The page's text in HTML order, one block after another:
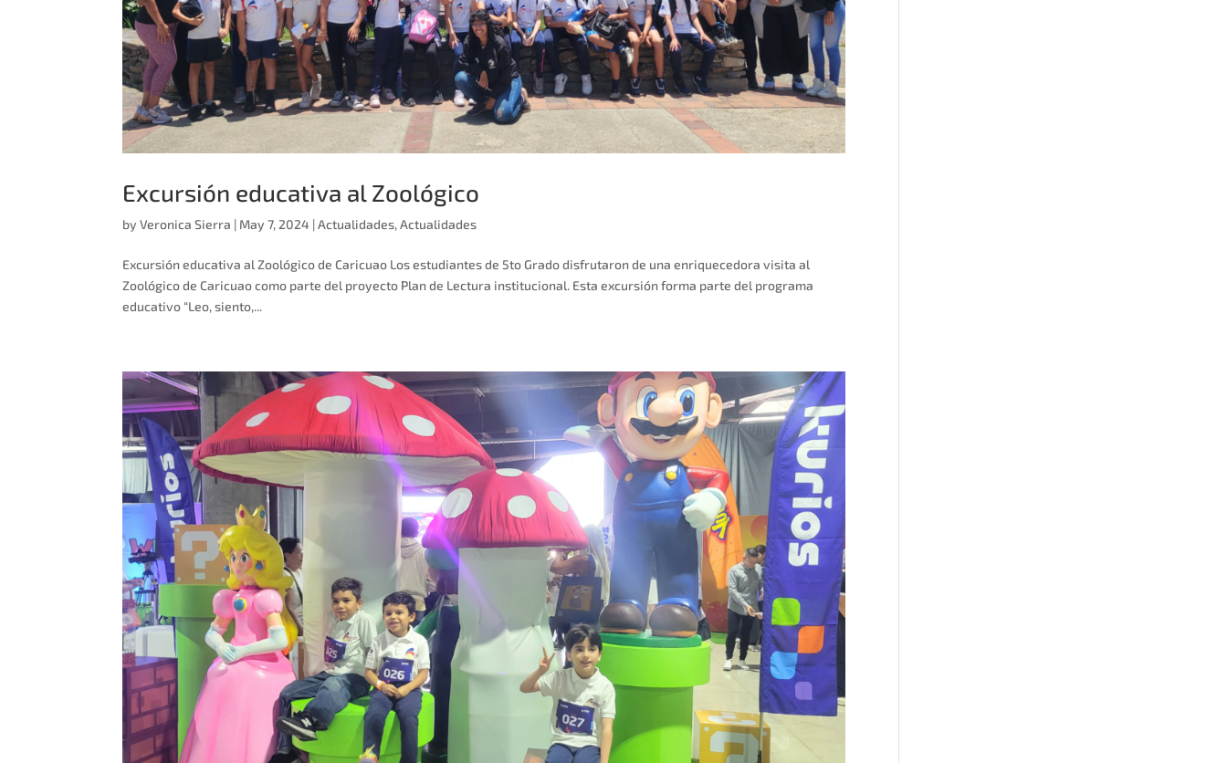
Excursión educativa al Zoológico
byVeronica Sierra | May 7, 2024 |Actualidades,Actualidades
Excursión educativa al Zoológico de Caricuao Los estudiantes de 5to Grado disfrutaron de una enriquecedora visita al
Zoológico de Caricuao como parte del proyecto Plan de Lectura institucional. Esta excursión forma parte del programa
educativo “Leo, siento,...